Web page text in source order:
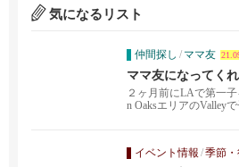
気になるリスト
仲間探し / ママ友
ママ友になってく
２ヶ月前にLAで第一
n OaksエリアのValley
イベント情報 /季節